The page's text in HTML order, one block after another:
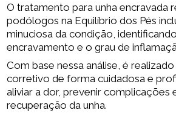
O tratamento para unha encravada
podólogos na Equilíbrio dos Pés
minuciosa da condição,
encravamento e o grau de
Com base nessa análise, é
corretivo de forma cuidadosa e
aliviar a dor, prevenir complicações
recuperação da unha.